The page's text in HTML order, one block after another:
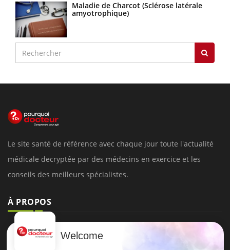
Maladie de Charcot (Sclérose latérale
amyotrophique)
Le site santé de référence avec chaque jour toute l'actualité
médicale decryptée par des médecins en exercice et les
conseils des meilleurs spécialistes.
À PROPOS
Données personnelles et cookies
Welcome